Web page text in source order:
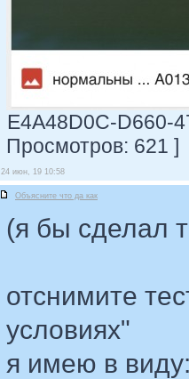
E4A48D0C-D660-
Просмотров: 621 ]
24 июн, 19 10:58
Объясните что да как
(я бы сделал
отснимите
условиях"
я имею в